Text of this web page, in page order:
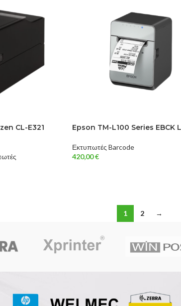
CL-E321
Epson TM-L100 Series EBCK
Εκτυπωτές Barcode
420,00€
1 2 →